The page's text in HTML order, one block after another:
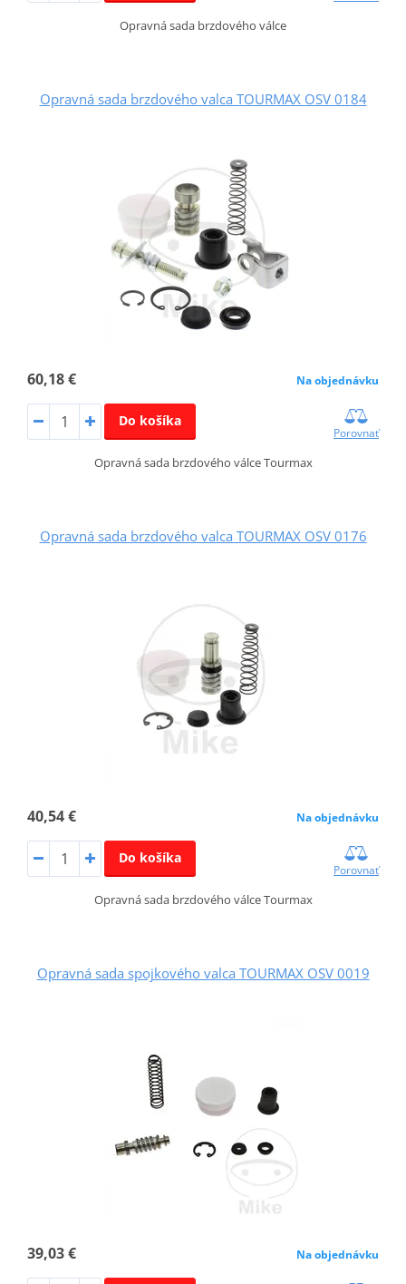
Opravná sada brzdového válce
Opravná sada brzdového valca TOURMAX OSV 0184
60,18 € Na objednávku
Do košíka
Porovnať
Opravná sada brzdového válce Tourmax
Opravná sada brzdového valca TOURMAX OSV 0176
40,54 € Na objednávku
Do košíka
Porovnať
Opravná sada brzdového válce Tourmax
Opravná sada spojkového valca TOURMAX OSV 0019
39,03 € Na objednávku